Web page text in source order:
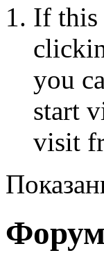
If this
you
start
visit